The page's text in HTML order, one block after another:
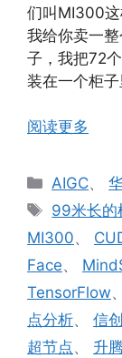
们叫MI300这
我给你卖一
子，我把72
装在一个柜
阅读更多
分
类
AIGC、
标
签
99米长的
MI300、
Face、
TensorFlow、
点分析、 信
超节点、 升